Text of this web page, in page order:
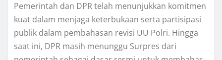
Pemerintah dan DPR telah menunjukkan komitmen
kuat dalam menjaga keterbukaan serta partisipasi
publik dalam pembahasan revisi UU Polri. Hingga
saat ini, DPR masih menunggu Surpres dari